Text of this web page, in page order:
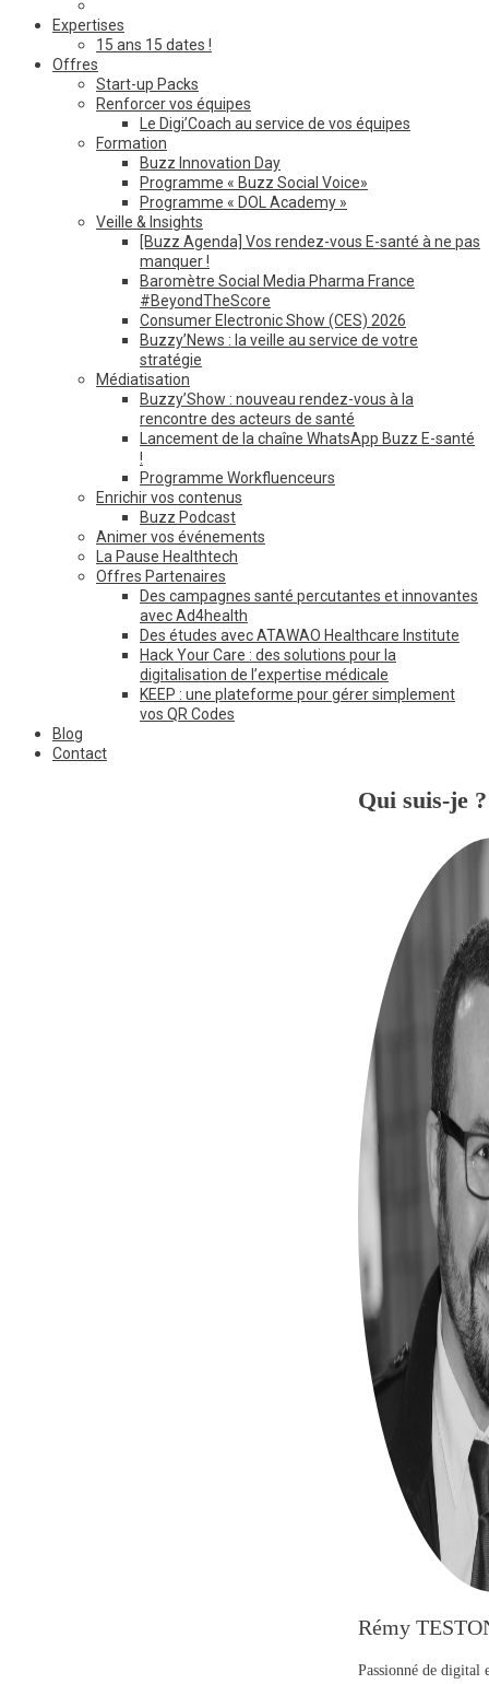
Expertises
15 ans 15 dates !
Offres
Start-up Packs
Renforcer vos équipes
Le Digi’Coach au service de vos équipes
Formation
Buzz Innovation Day
Programme « Buzz Social Voice»
Programme « DOL Academy »
Veille & Insights
[Buzz Agenda] Vos rendez-vous E-santé à ne pas
manquer !
Baromètre Social Media Pharma France
#BeyondTheScore
Consumer Electronic Show (CES) 2026
Buzzy’News : la veille au service de votre
stratégie
Médiatisation
Buzzy’Show : nouveau rendez-vous à la
rencontre des acteurs de santé
Lancement de la chaîne WhatsApp Buzz E-santé
!
Programme Workfluenceurs
Enrichir vos contenus
Buzz Podcast
Animer vos événements
La Pause Healthtech
Offres Partenaires
Des campagnes santé percutantes et innovantes
avec Ad4health
Des études avec ATAWAO Healthcare Institute
Hack Your Care : des solutions pour la
digitalisation de l’expertise médicale
KEEP : une plateforme pour gérer simplement
vos QR Codes
Blog
Contact
Qui suis-je ?
Rémy
Passionné de digital